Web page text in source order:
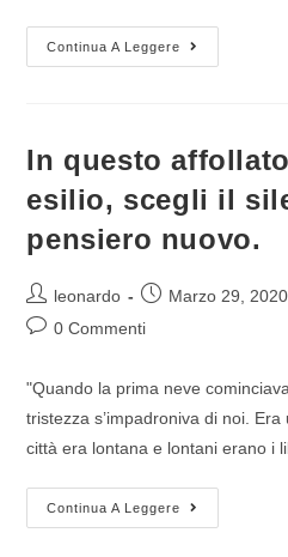
Continua A Leggere
In questo
esilio, scegli il
pensiero nuovo.
leonardo Marzo 29, 2020
0 Commenti
"Quando la prima neve
tristezza s’impadroniva di noi.
città era lontana e lontani erano i
Continua A Leggere